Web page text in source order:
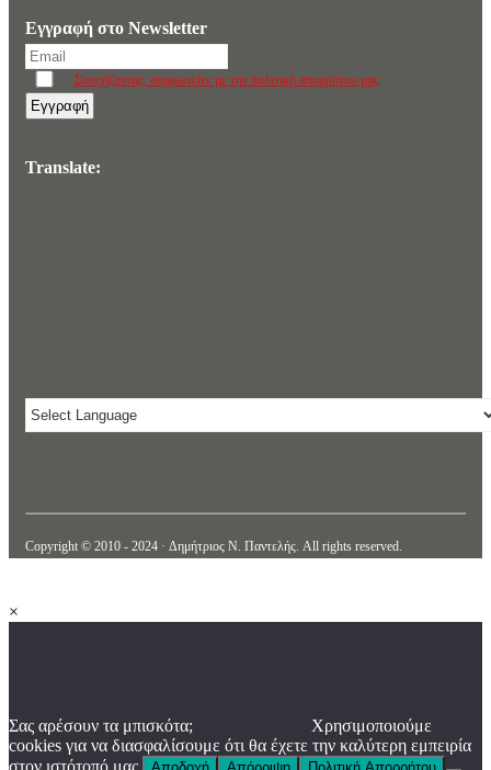
Εγγραφή στο Newsletter
Συνεχίζοντας, συμφωνείτε με την πολιτική απορρήτου μας
Translate:
Copyright © 2010 - 2024 · Δημήτριος N. Παντελής. All rights reserved.
×
Σας αρέσουν τα μπισκότα;
Χρησιμοποιούμε
cookies για να διασφαλίσουμε ότι θα έχετε την καλύτερη εμπειρία